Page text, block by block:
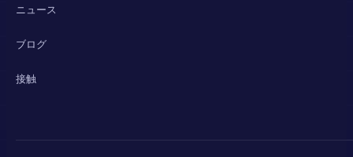
ニュース
ブログ
接触